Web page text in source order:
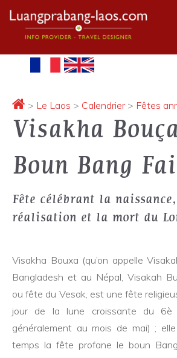
> Le Laos > Calendrier > Fêtes
Visakha
Boun Bang Fai
Fête célébrant la
réalisation et la mort du
Visakha Bouxa (qu’on appelle
Bangladesh et au Népal, Visakah
ou fête du Vesak, est une fête
jour de la lune croissante du 6è
généralement au mois de mai) ;
temps la fête profane le boun